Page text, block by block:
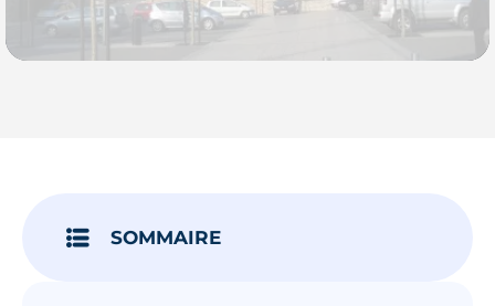
SOMMAIRE